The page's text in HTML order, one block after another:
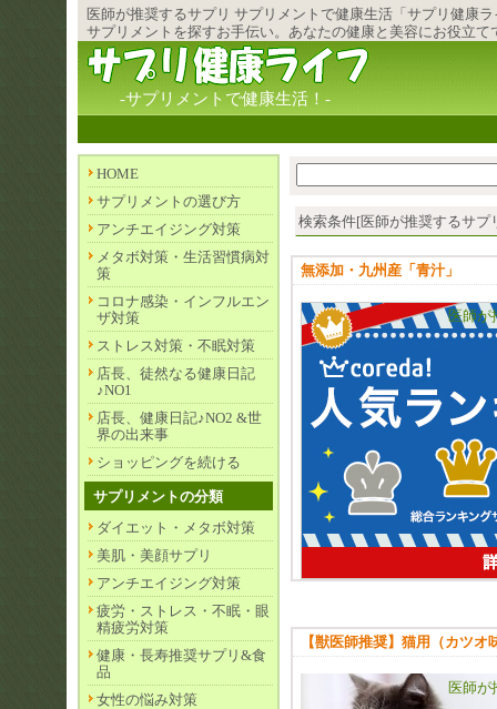
医師が推奨するサプリ サプリメント で健康生活「サプリ健康
サプリメントを探すお手伝い。あなたの健康と美容にお役立て
-サプリメントで健康生活！-
検索条件[医師が推奨するサプ
無添加・九州産「青汁」
医師が
【獣医師推奨】猫用（カツオ
医師が
HOME
サプリメントの選び方
アンチエイジング対策
メタボ対策・生活習慣病対
策
コロナ感染・インフルエン
ザ対策
ストレス対策・不眠対策
店長、徒然なる健康日記
♪NO1
店長、健康日記♪NO2 &世
界の出来事
ショッピングを続ける
サプリメントの分類
ダイエット・メタボ対策
美肌・美顔サプリ
アンチエイジング対策
疲労・ストレス・不眠・眼
精疲労対策
健康・長寿推奨サプリ&食
品
女性の悩み対策